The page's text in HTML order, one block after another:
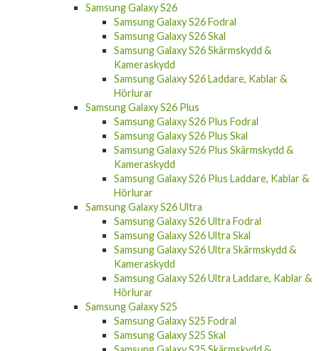
Samsung Galaxy S26
Samsung Galaxy S26 Fodral
Samsung Galaxy S26 Skal
Samsung Galaxy S26 Skärmskydd &
Kameraskydd
Samsung Galaxy S26 Laddare, Kablar &
Hörlurar
Samsung Galaxy S26 Plus
Samsung Galaxy S26 Plus Fodral
Samsung Galaxy S26 Plus Skal
Samsung Galaxy S26 Plus Skärmskydd &
Kameraskydd
Samsung Galaxy S26 Plus Laddare, Kablar &
Hörlurar
Samsung Galaxy S26 Ultra
Samsung Galaxy S26 Ultra Fodral
Samsung Galaxy S26 Ultra Skal
Samsung Galaxy S26 Ultra Skärmskydd &
Kameraskydd
Samsung Galaxy S26 Ultra Laddare, Kablar &
Hörlurar
Samsung Galaxy S25
Samsung Galaxy S25 Fodral
Samsung Galaxy S25 Skal